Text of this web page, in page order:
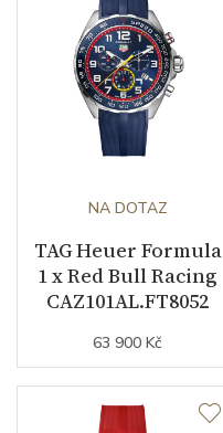
NA DOTAZ
TAG Heuer Formula
1 x Red Bull Racing
CAZ101AL.FT8052
63 900 Kč